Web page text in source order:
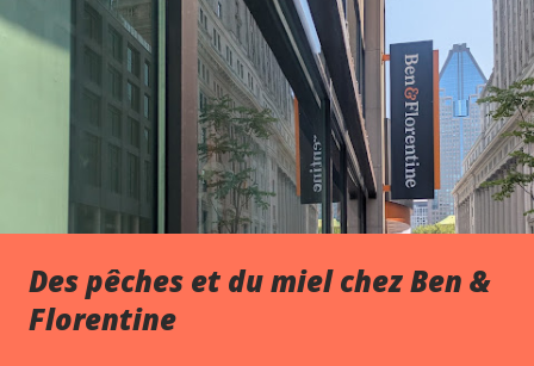
Des pêches et du miel chez Ben &
Florentine